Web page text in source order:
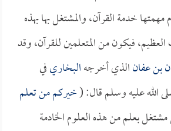
خدمة القرآن، والمشتغل بها بهذه
العظيم، فيكون من المتعلمين للقرآن، وقد
بن عفانالذي أخرجهالبخاريفي
الله عليه وسلم قال: (خيركم من تعلم
بعلم من هذه العلوم الخادمة